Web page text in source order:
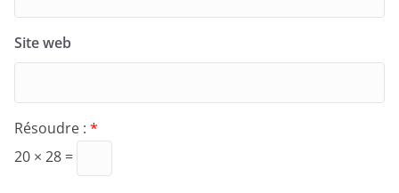
Site web
Résoudre : *
20 × 28 =